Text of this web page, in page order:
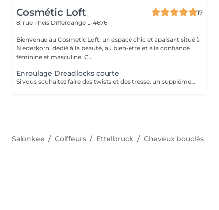
Cosmétic Loft
17
8, rue Theis Differdange L-4676
Bienvenue au Cosmetic Loft, un espace chic et apaisant situé à
Niederkorn, dédié à la beauté, au bien-être et à la confiance
féminine et masculine. C...
Enroulage Dreadlocks courte
Si vous souhaitez faire des twists et des tresse, un supplément de 10€ sera demandé
Salonkee Coiffeurs Ettelbruck Cheveux bouclés